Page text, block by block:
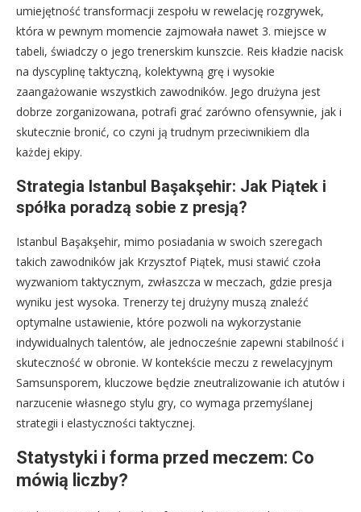
umiejętność transformacji zespołu w rewelację rozgrywek,
która w pewnym momencie zajmowała nawet 3. miejsce w
tabeli, świadczy o jego trenerskim kunszcie. Reis kładzie nacisk
na dyscyplinę taktyczną, kolektywną grę i wysokie
zaangażowanie wszystkich zawodników. Jego drużyna jest
dobrze zorganizowana, potrafi grać zarówno ofensywnie, jak i
skutecznie bronić, co czyni ją trudnym przeciwnikiem dla
każdej ekipy.
Strategia Istanbul Başakşehir: Jak Piątek i
spółka poradzą sobie z presją?
Istanbul Başakşehir, mimo posiadania w swoich szeregach
takich zawodników jak Krzysztof Piątek, musi stawić czoła
wyzwaniom taktycznym, zwłaszcza w meczach, gdzie presja
wyniku jest wysoka. Trenerzy tej drużyny muszą znaleźć
optymalne ustawienie, które pozwoli na wykorzystanie
indywidualnych talentów, ale jednocześnie zapewni stabilność i
skuteczność w obronie. W kontekście meczu z rewelacyjnym
Samsunsporem, kluczowe będzie zneutralizowanie ich atutów i
narzucenie własnego stylu gry, co wymaga przemyślanej
strategii i elastyczności taktycznej.
Statystyki i forma przed meczem: Co
mówią liczby?